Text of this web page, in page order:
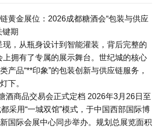
黄金展位：2026成都糖酒会“包装与供应
键期
现，从瓶身设计到智能灌装，背后完整的
上拥有了专属的展示舞台。世纪城的核心
产品“**印象”的包装创新与供应链服务，
下。
酒商品交易会正式定档 2026年3月26日至
采用“一城双馆”模式，于中国西部国际博
国际会展中心同步举办。规划总展览面积